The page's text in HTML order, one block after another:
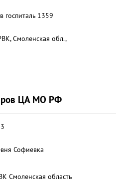
госпиталь 1359
Смоленская обл.,
ЦА МО РФ
Софиевка
Смоленская область